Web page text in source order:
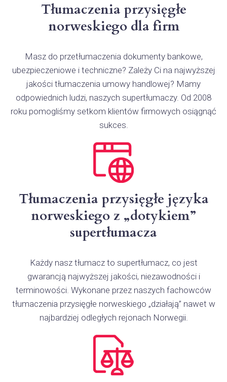
Tłumaczenia przysięgłe
norweskiego dla firm
Masz do przetłumaczenia dokumenty bankowe,
ubezpieczeniowe i techniczne? Zależy Ci na najwyższej
jakości tłumaczenia umowy handlowej? Mamy
odpowiednich ludzi, naszych supertłumaczy. Od 2008
roku pomogliśmy setkom klientów firmowych osiągnąć
sukces.
Tłumaczenia przysięgłe języka
norweskiego z „dotykiem”
supertłumacza
Każdy nasz tłumacz to supertłumacz, co jest
gwarancją najwyższej jakości, niezawodności i
terminowości. Wykonane przez naszych fachowców
tłumaczenia przysięgłe norweskiego „działają” nawet w
najbardziej odległych rejonach Norwegii.